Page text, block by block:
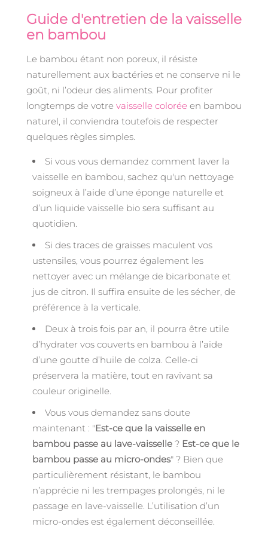
Guide d'entretien de la vaisselle
en bambou
Le bambou étant non poreux, il résiste
naturellement aux bactéries et ne conserve ni le
goût, ni l’odeur des aliments. Pour profiter
longtemps de votre vaisselle colorée en bambou
naturel, il conviendra toutefois de respecter
quelques règles simples.
Si vous vous demandez comment laver la
vaisselle en bambou, sachez qu'un nettoyage
soigneux à l’aide d’une éponge naturelle et
d’un liquide vaisselle bio sera suffisant au
quotidien.
Si des traces de graisses maculent vos
ustensiles, vous pourrez également les
nettoyer avec un mélange de bicarbonate et
jus de citron. Il suffira ensuite de les sécher, de
préférence à la verticale.
Deux à trois fois par an, il pourra être utile
d’hydrater vos couverts en bambou à l’aide
d’une goutte d’huile de colza. Celle-ci
préservera la matière, tout en ravivant sa
couleur originelle.
Vous vous demandez sans doute
maintenant : "Est-ce que la vaisselle en
bambou passe au lave-vaisselle ? Est-ce que le
bambou passe au micro-ondes" ? Bien que
particulièrement résistant, le bambou
n’apprécie ni les trempages prolongés, ni le
passage en lave-vaisselle. L’utilisation d’un
micro-ondes est également déconseillée.